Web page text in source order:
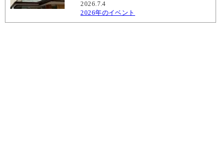
2026.7.4
2026年のイベント